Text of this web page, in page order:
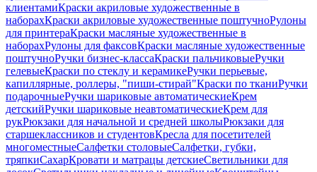
клиентамиКраски акриловые художественные в
наборахКраски акриловые художественные поштучноРулоны
для принтераКраски масляные художественные в
наборахРулоны для факсовКраски масляные художественные
поштучноРучки бизнес-классаКраски пальчиковыеРучки
гелевыеКраски по стеклу и керамикеРучки перьевые,
капиллярные, роллеры, "пиши-стирай"Краски по тканиРучки
подарочныеРучки шариковые автоматическиеКрем
детскийРучки шариковые неавтоматическиеКрем для
рукРюкзаки для начальной и средней школыРюкзаки для
старшеклассников и студентовКресла для посетителей
многоместныеСалфетки столовыеСалфетки, губки,
тряпкиСахарКровати и матрацы детскиеСветильники для